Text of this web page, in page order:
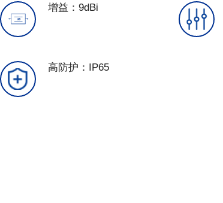
增益：9dBi
高防护：IP65